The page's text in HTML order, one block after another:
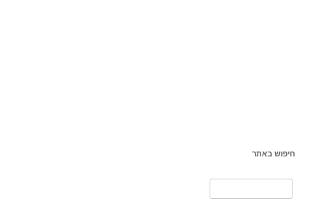
חיפוש באתר